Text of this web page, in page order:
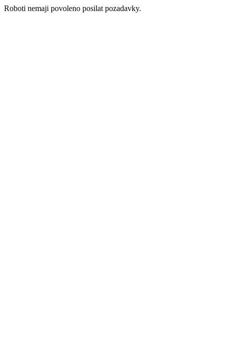
Roboti nemaji povoleno posilat pozadavky.